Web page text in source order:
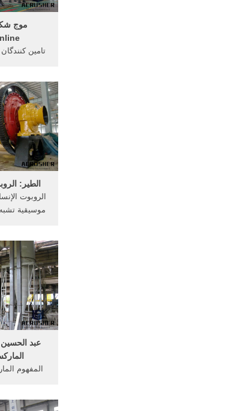
تامین
الطير:
الروبوت
موسيقية تشبه
عبد